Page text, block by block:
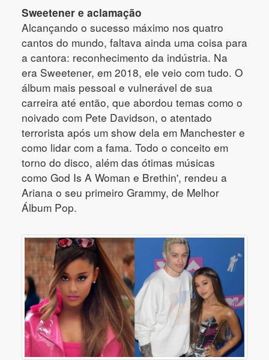
Sweetener e aclamação
Alcançando o sucesso máximo nos quatro
cantos do mundo, faltava ainda uma coisa para
a cantora: reconhecimento da indústria. Na
era Sweetener, em 2018, ele veio com tudo. O
álbum mais pessoal e vulnerável de sua
carreira até então, que abordou temas como o
noivado com Pete Davidson, o atentado
terrorista após um show dela em Manchester e
como lidar com a fama. Todo o conceito em
torno do disco, além das ótimas músicas
como God Is A Woman e Brethin', rendeu a
Ariana o seu primeiro Grammy, de Melhor
Álbum Pop.